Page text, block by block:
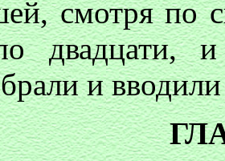
смотря по
двадцати,
и